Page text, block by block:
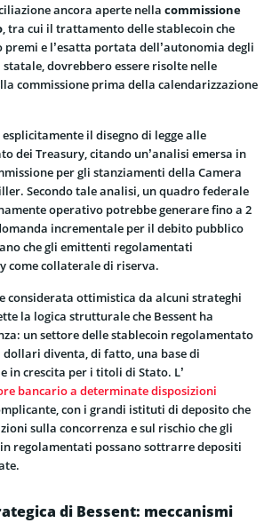
ancora aperte nella commissione
, tra cui il trattamento delle stablecoin che
e l’esatta portata dell’autonomia degli
dovrebbero essere risolte nelle
commissione prima della calendarizzazione
il disegno di legge alle
dei Treasury, citando un’analisi emersa in
per gli stanziamenti della Camera
Secondo tale analisi, un quadro federale
operativo potrebbe generare fino a 2
incrementale per il debito pubblico
che gli emittenti regolamentati
come collaterale di riserva.
considerata ottimistica da alcuni strateghi
la logica strutturale che Bessent ha
un settore delle stablecoin regolamentato
diventa, di fatto, una base di
in crescita per i titoli di Stato. L’
bancario a determinate disposizioni
con i grandi istituti di deposito che
sulla concorrenza e sul rischio che gli
regolamentati possano sottrarre depositi
di Bessent: meccanismi